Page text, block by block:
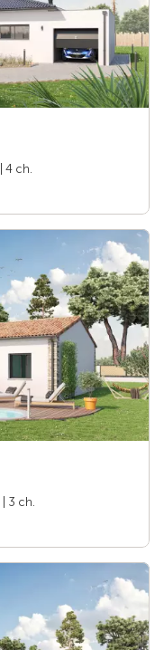
| 4 ch.
| 3 ch.